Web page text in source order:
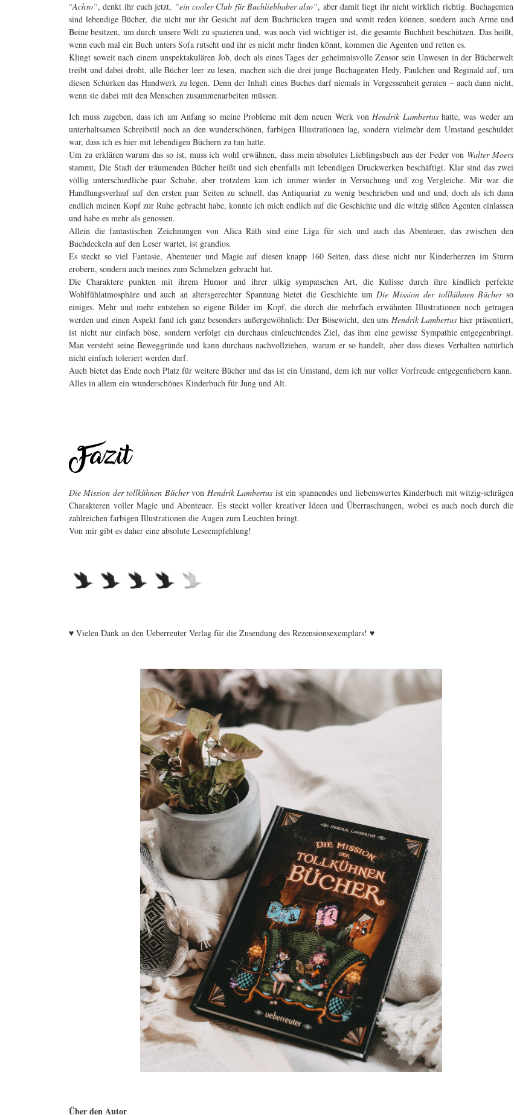
“Achso“, denkt ihr euch jetzt, “ein cooler Club für Buchliebhaber also“, aber damit liegt ihr nicht wirklich richtig. Buchagenten
sind lebendige Bücher, die nicht nur ihr Gesicht auf dem Buchrücken tragen und somit reden können, sondern auch Arme und
Beine besitzen, um durch unsere Welt zu spazieren und, was noch viel wichtiger ist, die gesamte Buchheit beschützen. Das heißt,
wenn euch mal ein Buch unters Sofa rutscht und ihr es nicht mehr finden könnt, kommen die Agenten und retten es.
Klingt soweit nach einem unspektakulären Job, doch als eines Tages der geheimnisvolle Zensor sein Unwesen in der Bücherwelt
treibt und dabei droht, alle Bücher leer zu lesen, machen sich die drei junge Buchagenten Hedy, Paulchen und Reginald auf, um
diesen Schurken das Handwerk zu legen. Denn der Inhalt eines Buches darf niemals in Vergessenheit geraten – auch dann nicht,
wenn sie dabei mit den Menschen zusammenarbeiten müssen.
Ich muss zugeben, dass ich am Anfang so meine Probleme mit dem neuen Werk vonHendrik Lambertus hatte, was weder am
unterhaltsamen Schreibstil noch an den wunderschönen, farbigen Illustrationen lag, sondern vielmehr dem Umstand geschuldet
war, dass ich es hier mit lebendigen Büchern zu tun hatte.
Um zu erklären warum das so ist, muss ich wohl erwähnen, dass mein absolutes Lieblingsbuch aus der Feder von Walter Moers
stammt, Die Stadt der träumenden Bücher heißt und sich ebenfalls mit lebendigen Druckwerken beschäftigt. Klar sind das zwei
völlig unterschiedliche paar Schuhe, aber trotzdem kam ich immer wieder in Versuchung und zog Vergleiche. Mir war die
Handlungsverlauf auf den ersten paar Seiten zu schnell, das Antiquariat zu wenig beschrieben und und und, doch als ich dann
endlich meinen Kopf zur Ruhe gebracht habe, konnte ich mich endlich auf die Geschichte und die witzig süßen Agenten einlassen
und habe es mehr als genossen.
Allein die fantastischen Zeichnungen von Alica Räth sind eine Liga für sich und auch das Abenteuer, das zwischen den
Buchdeckeln auf den Leser wartet, ist grandios.
Es steckt so viel Fantasie, Abenteuer und Magie auf diesen knapp 160 Seiten, dass diese nicht nur Kinderherzen im Sturm
erobern, sondern auch meines zum Schmelzen gebracht hat.
Die Charaktere punkten mit ihrem Humor und ihrer ulkig sympatschen Art, die Kulisse durch ihre kindlich perfekte
Wohlfühlatmosphäre und auch an altersgerechter Spannung bietet die Geschichte umDie Mission der tollkühnen Bücherso
einiges. Mehr und mehr entstehen so eigene Bilder im Kopf, die durch die mehrfach erwähnten Illustrationen noch getragen
werden und einen Aspekt fand ich ganz besonders außergewöhnlich: Der Bösewicht, den uns Hendrik Lambertus hier präsentiert,
ist nicht nur einfach böse, sondern verfolgt ein durchaus einleuchtendes Ziel, das ihm eine gewisse Sympathie entgegenbringt.
Man versteht seine Beweggründe und kann durchaus nachvollziehen, warum er so handelt, aber dass dieses Verhalten natürlich
nicht einfach toleriert werden darf.
Auch bietet das Ende noch Platz für weitere Bücher und das ist ein Umstand, dem ich nur voller Vorfreude entgegenfiebern kann.
Alles in allem ein wunderschönes Kinderbuch für Jung und Alt.
Die Mission der tollkühnen Büchervon Hendrik Lambertus ist ein spannendes und liebenswertes Kinderbuch mit witzig-schrägen
Charakteren voller Magie und Abenteuer. Es steckt voller kreativer Ideen und Überraschungen, wobei es auch noch durch die
zahlreichen farbigen Illustrationen die Augen zum Leuchten bringt.
Von mir gibt es daher eine absolute Leseempfehlung!
♥ Vielen Dank an den Ueberreuter Verlag für die Zusendung des Rezensionsexemplars! ♥
Über den Autor